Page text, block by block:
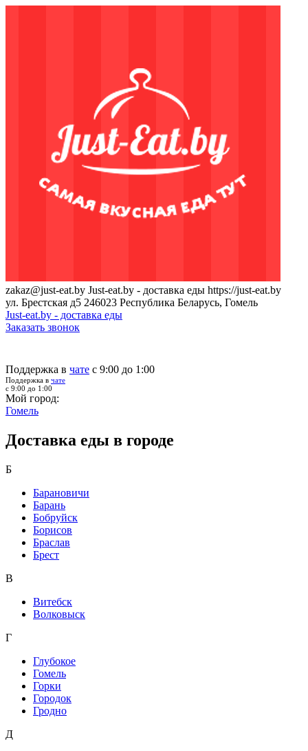
zakaz@just-eat.by Just-eat.by - доставка еды https://just-eat.by
ул. Брестская д5 246023 Республика Беларусь, Гомель
Just-eat.by - доставка еды
Заказать звонок
Поддержка в чате с 9:00 до 1:00
Поддержка в чате
с 9:00 до 1:00
Мой город:
Гомель
Доставка еды в городе
Б
Барановичи
Барань
Бобруйск
Борисов
Браслав
Брест
В
Витебск
Волковыск
Г
Глубокое
Гомель
Горки
Городок
Гродно
Д